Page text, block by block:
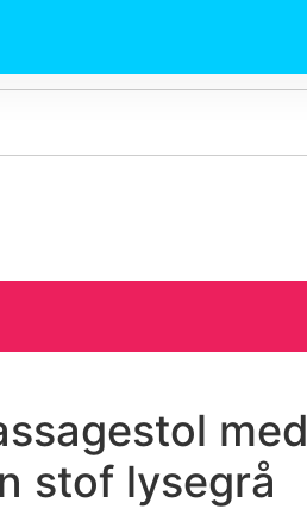
med
stof lysegrå